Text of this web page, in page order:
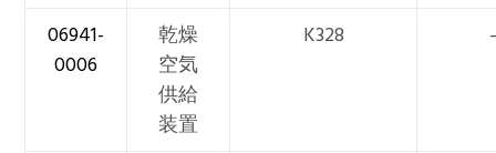
06941-
0006
乾燥
空気
供給
装置
K328